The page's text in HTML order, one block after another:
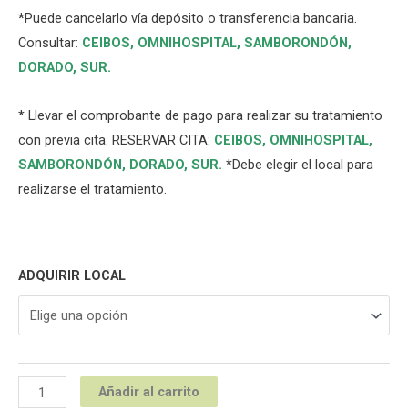
*Puede cancelarlo vía depósito o transferencia bancaria.
Consultar: CEIBOS, OMNIHOSPITAL, SAMBORONDÓN,
DORADO, SUR.
* Llevar el comprobante de pago para realizar su tratamiento
con previa cita. RESERVAR CITA: CEIBOS, OMNIHOSPITAL,
SAMBORONDÓN, DORADO, SUR. *Debe elegir el local para
realizarse el tratamiento.
ADQUIRIR LOCAL
Añadir al carrito